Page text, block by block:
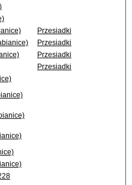
Przesiadki
Przesiadki
Przesiadki
Przesiadki